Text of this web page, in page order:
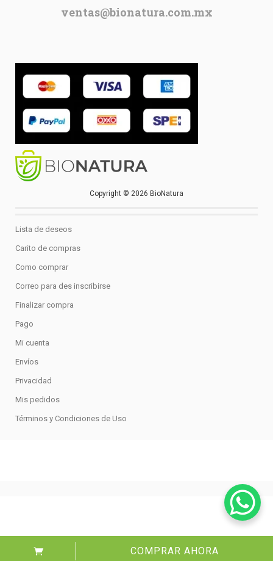
COMPRAR AHORA
ventas@bionatura.com.mx
Copyright © 2026 BioNatura
Lista de deseos
Carito de compras
Como comprar
Correo para des inscribirse
Finalizar compra
Pago
Mi cuenta
Envíos
Privacidad
Mis pedidos
Términos y Condiciones de Uso